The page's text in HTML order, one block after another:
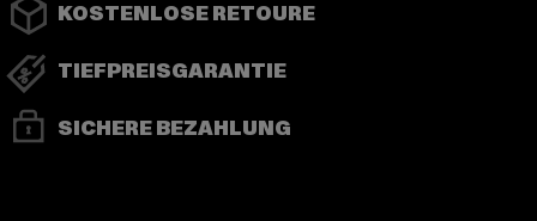
KOSTENLOSE RETOURE
TIEFPREISGARANTIE
SICHERE BEZAHLUNG